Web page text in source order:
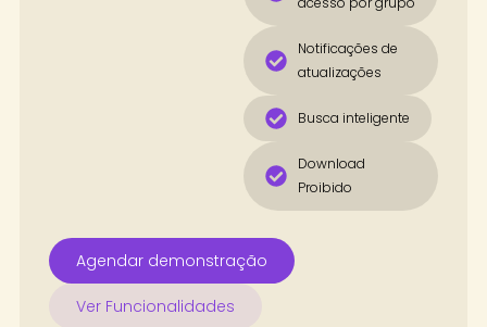
Notificações de
atualizações
Busca inteligente
Download
Proibido
Agendar demonstração
Ver Funcionalidades